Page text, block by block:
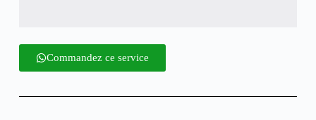
Commandez ce service